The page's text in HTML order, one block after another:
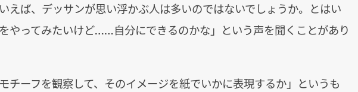
えば、デッサンが思い浮かぶ人は多いのではないでしょうか。とはい
やってみたいけど……自分にできるのかな」という声を聞くことがあり
チーフを観察して、そのイメージを紙でいかに表現するか」というも